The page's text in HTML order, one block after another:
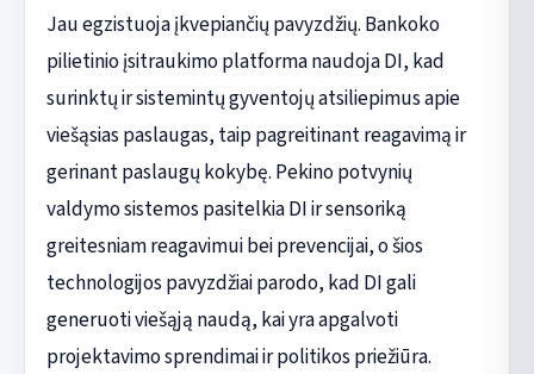
Jau egzistuoja įkvepiančių pavyzdžių. Bankoko
pilietinio įsitraukimo platforma naudoja DI, kad
surinktų ir sistemintų gyventojų atsiliepimus apie
viešąsias paslaugas, taip pagreitinant reagavimą ir
gerinant paslaugų kokybę. Pekino potvynių
valdymo sistemos pasitelkia DI ir sensoriką
greitesniam reagavimui bei prevencijai, o šios
technologijos pavyzdžiai parodo, kad DI gali
generuoti viešąją naudą, kai yra apgalvoti
projektavimo sprendimai ir politikos priežiūra.